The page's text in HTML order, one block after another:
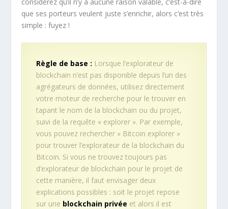
considérez qu’il n’y a aucune raison valable, c’est-à-dire
que ses porteurs veulent juste s’enrichir, alors c’est très
simple : fuyez !
Règle de base : Lorsque l’explorateur de
blockchain n’est pas disponible depuis l’un des
agrégateurs de données, utilisez directement
votre moteur de recherche pour le trouver en
tapant le nom de la blockchain ou du projet,
suivi de la requête « explorer ». Par exemple,
vous pouvez rechercher « Bitcoin explorer »
pour trouver l’explorateur de la blockchain du
Bitcoin. Si vous ne trouvez toujours pas
d’explorateur de blockchain pour le projet de
cette manière, il faut envisager deux
explications possibles : soit le projet repose
sur une blockchain privée et alors il est